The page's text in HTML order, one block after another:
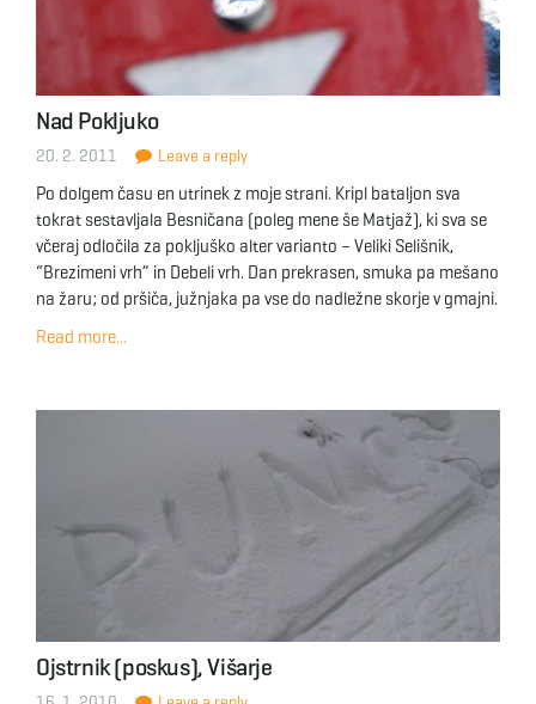
Nad Pokljuko
20. 2. 2011 Leave a reply
Po dolgem času en utrinek z moje strani. Kripl bataljon sva
tokrat sestavljala Besničana (poleg mene še Matjaž), ki sva se
včeraj odločila za pokljuško alter varianto – Veliki Selišnik,
“Brezimeni vrh” in Debeli vrh. Dan prekrasen, smuka pa mešano
na žaru; od pršiča, južnjaka pa vse do nadležne skorje v gmajni.
Read more...
Ojstrnik (poskus), Višarje